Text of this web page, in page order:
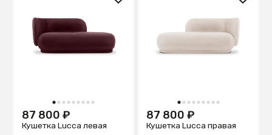
1 2 3 4 5 6 7 8 9
87 800 ₽
Кушетка Lucca левая
1 2 3 4 5 6 7 8 9
87 800 ₽
Кушетка Lucca правая